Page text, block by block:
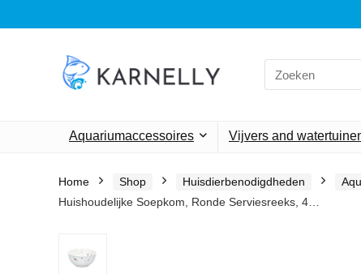
Search
for:
Aquariumaccessoires Vijvers and
Home Shop Huisdierbenodigdheden
Huishoudelijke Soepkom, Ronde Serviesreeks, 4…